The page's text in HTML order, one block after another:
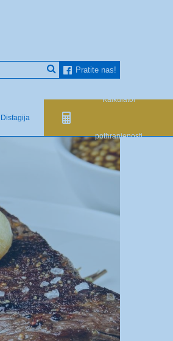
Pratite nas!
Disfagija
Kalkulator
pothranjenosti